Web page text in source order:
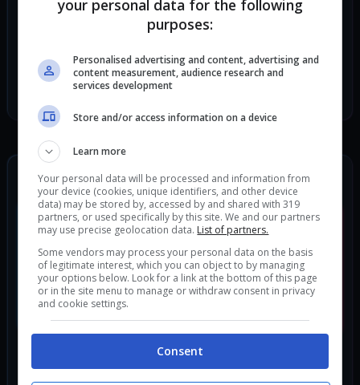
Telegram
Discord
ULTIMI ARTICOLI
Ricky e la sua Prima Vittoria in Barca a Vela:
Un’Avventura Estiva Indimenticabile!
your personal data for the following
purposes:
Personalised advertising and content, advertising and
content measurement, audience research and
services development
Store and/or access information on a device
Learn more
Your personal data will be processed and information from
your device (cookies, unique identifiers, and other device
data) may be stored by, accessed by and shared with 319
partners, or used specifically by this site. We and our partners
may use precise geolocation data. List of partners.
Some vendors may process your personal data on the basis
of legitimate interest, which you can object to by managing
your options below. Look for a link at the bottom of this page
or in the site menu to manage or withdraw consent in privacy
and cookie settings.
Consent